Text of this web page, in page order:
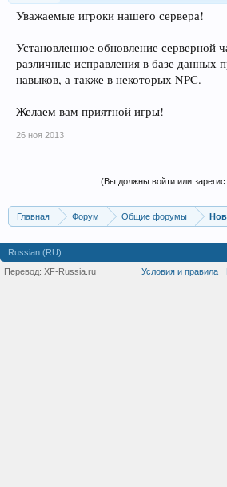
Уважаемые игроки нашего сервера!
Установленное обновление серверной
различные исправления в базе данных
навыков, а также в некоторых NPC.
Желаем вам приятной игры!
26 ноя 2013
(Вы должны войти или
Главная Форум Общие форумы
Russian (RU)
Условия и правила
Перевод: XF-Russia.ru